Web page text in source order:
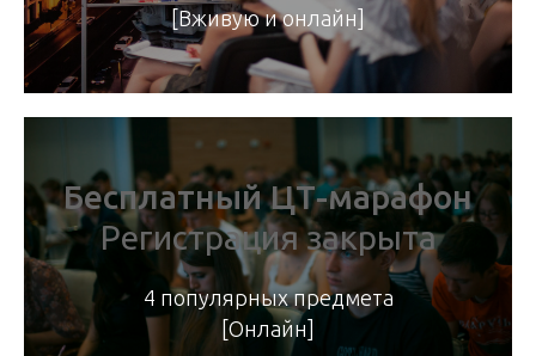
[Вживую и онлайн]
Бесплатный ЦТ-марафон
Регистрация закрыта
4 популярных предмета
[Онлайн]